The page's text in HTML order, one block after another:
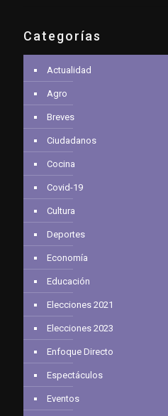
Categorías
Actualidad
Agro
Breves
Ciudadanos
Cocina
Covid-19
Cultura
Deportes
Economía
Educación
Elecciones 2021
Elecciones 2023
Enfoque Directo
Espectáculos
Eventos